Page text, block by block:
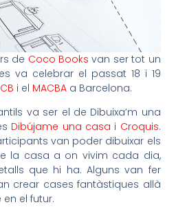
de Coco Books van ser tot un
va celebrar el passat 18 i 19
i el MACBA a Barcelona.
va ser el de Dibuixa’m una
Dibújame una casa i Croquis.
van poder dibuixar els
la casa a on vivim cada dia,
que hi ha. Alguns van fer
crear cases fantàstiques allà
el futur.